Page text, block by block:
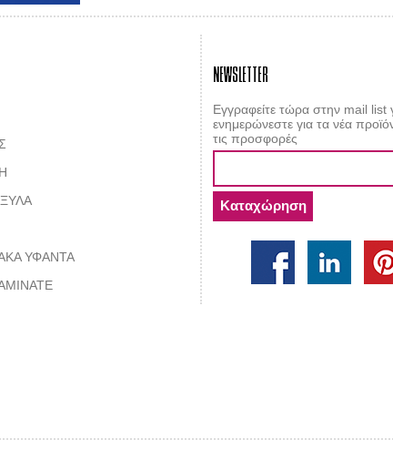
ΥΦΑΝΤΑ
NEWSLETTER
Εγγραφείτε τώρα στην mail list
ενημερώνεστε για τα νέα
τις προσφορές